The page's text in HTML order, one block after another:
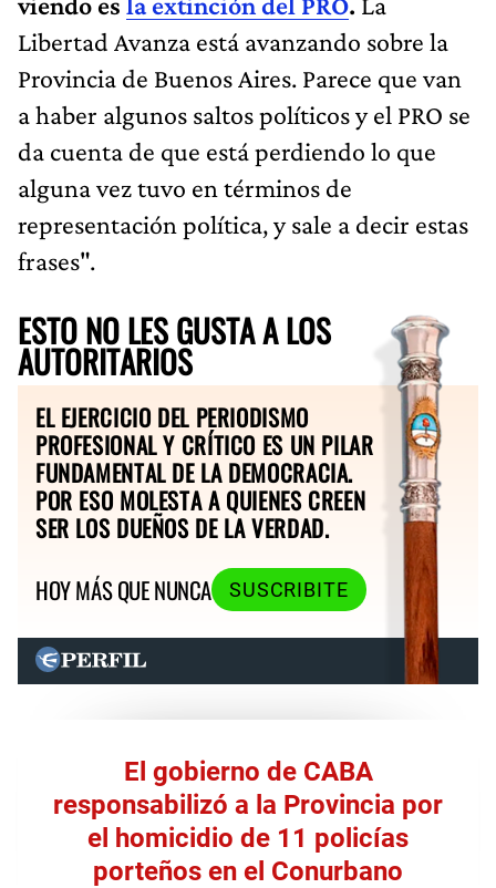
Libertad Avanza está avanzando sobre la
Provincia de Buenos Aires. Parece que van
a haber algunos saltos políticos y el PRO se
da cuenta de que está perdiendo lo que
alguna vez tuvo en términos de
representación política, y sale a decir estas
frases".
ESTO NO LES GUSTA A LOS
AUTORITARIOS
EL EJERCICIO DEL PERIODISMO
PROFESIONAL Y CRÍTICO ES UN PILAR
FUNDAMENTAL DE LA DEMOCRACIA.
POR ESO MOLESTA A QUIENES CREEN
SER LOS DUEÑOS DE LA VERDAD.
HOY MÁS QUE NUNCA
SUSCRIBITE
El gobierno de CABA
responsabilizó a la Provincia por
el homicidio de 11 policías
porteños en el Conurbano